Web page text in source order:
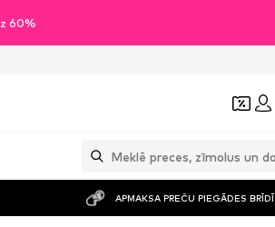
60%
APMAKSA PREČU PIEGĀDES BRĪDĪ